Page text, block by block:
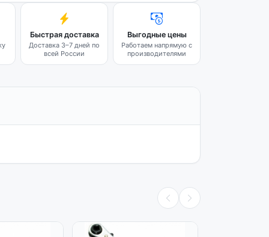
Быстрая доставка
Доставка 3–7 дней по
всей России
Выгодные цены
Работаем напрямую с
производителями